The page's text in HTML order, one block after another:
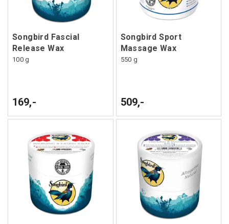
Songbird Fascial
Release Wax
100 g
169,-
Songbird Sport
Massage Wax
550 g
509,-